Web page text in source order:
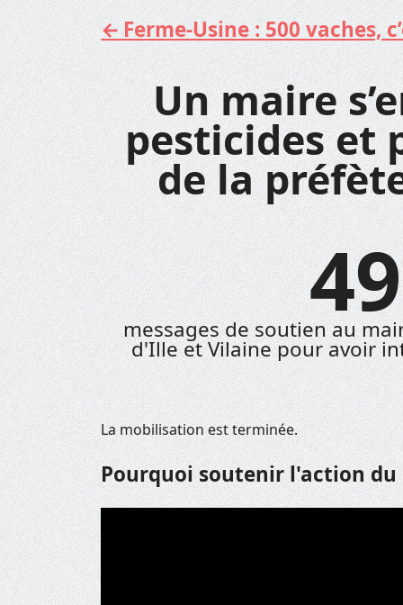
Aller
au
contenu
Ferme-Usine : 500 vaches,
Un maire
pesticides et
de la
messages de soutien au
d'Ille et Vilaine pour avoir
La mobilisation est terminée.
Pourquoi soutenir l'action du